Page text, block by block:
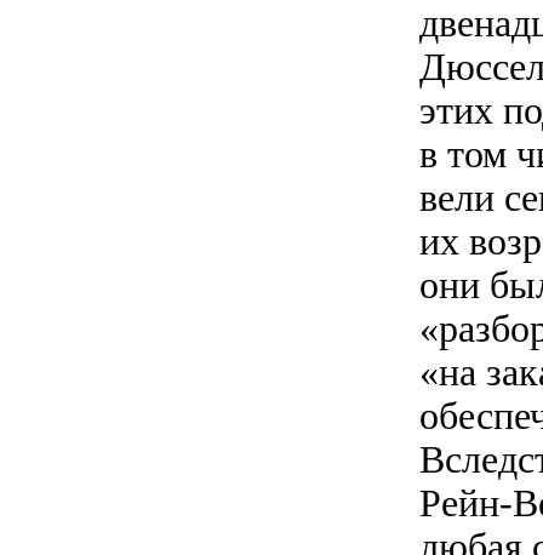
этих
в том
вели
их
они
«на
Рейн-